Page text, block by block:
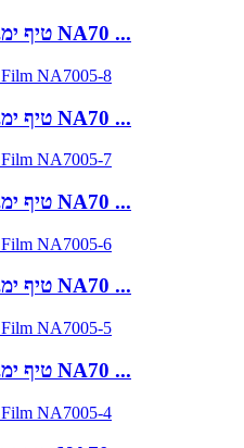
טיף ימבאָסט פּווק פילם NA70 ...
טיף ימבאָסט פּווק פילם NA70 ...
טיף ימבאָסט פּווק פילם NA70 ...
טיף ימבאָסט פּווק פילם NA70 ...
טיף ימבאָסט פּווק פילם NA70 ...